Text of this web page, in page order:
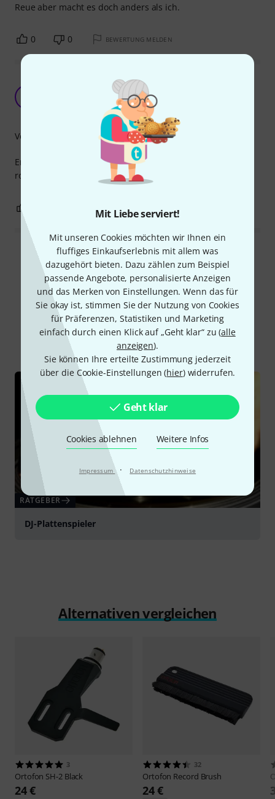
Mit Liebe serviert!
Mit unseren Cookies möchten wir Ihnen ein
fluffiges Einkaufserlebnis mit allem was
dazugehört bieten. Dazu zählen zum Beispiel
passende Angebote, personalisierte Anzeigen
und das Merken von Einstellungen. Wenn das für
Sie okay ist, stimmen Sie der Nutzung von Cookies
für Präferenzen, Statistiken und Marketing
einfach durch einen Klick auf „Geht klar“ zu (alle
anzeigen).
Sie können Ihre erteilte Zustimmung jederzeit
über die Cookie-Einstellungen (hier) widerrufen.
Geht klar
Cookies ablehnen Weitere Infos
Impressum · Datenschutzhinweise
Reue aber macht es doch anders als ich.
0 0 BEWERTUNG MELDEN
Schön und praktische Tonabnehmer
Wolfgang287 23.07.2025
Erinnert ein wenig an die bekannten Kofferhersteller. Sehr
robust und formschön für die Concordes.
Verarbeitung
Alle Bewertungen lesen
Schon gewusst?
Alle Ratgeber
RATGEBER
DJ-Plattenspieler
Alternativen vergleichen
3
Ortofon SH-2 Black
24 €
32
Ortofon Record Brush
24 €